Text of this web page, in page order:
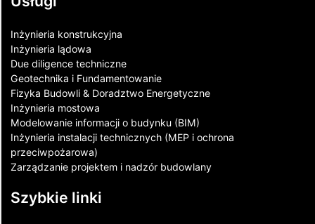
Inżynieria konstrukcyjna
Inżynieria lądowa
Due diligence techniczne
Geotechnika i Fundamentowanie
Fizyka Budowli & Doradztwo Energetyczne
Inżynieria mostowa
Modelowanie informacji o budynku (BIM)
Inżynieria instalacji technicznych (MEP i ochrona
przeciwpożarowa)
Zarządzanie projektem i nadzór budowlany
Szybkie linki